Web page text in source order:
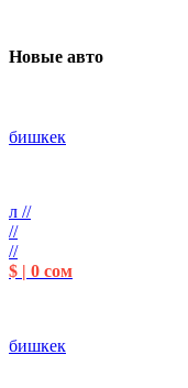
Новые авто
бишкек
л //
//
//
$ | 0 сом
бишкек